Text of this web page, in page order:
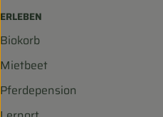
ERLEBEN
Biokorb
Mietbeet
Pferdepension